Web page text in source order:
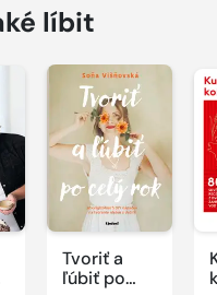
líbit
Tvoriť a
ľúbiť po